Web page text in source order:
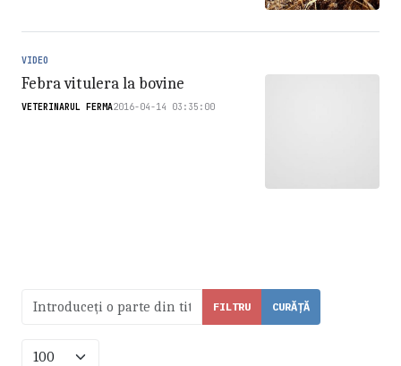
VIDEO
Febra vitulera la bovine
VETERINARUL FERMA2016-04-14 03:35:00
Introduceți o parte din titlu. FILTRU CURĂȚĂ
Afișare #